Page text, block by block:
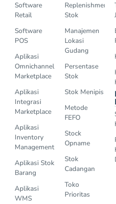
Software
Retail
Software
POS
Aplikasi
Omnichannel
Marketplace
Aplikasi
Integrasi
Marketplace
Aplikasi
Inventory
Management
Aplikasi Stok
Barang
Aplikasi
WMS
Replenishment
Stok
Manajemen
Lokasi
Gudang
Persentase
Stok
Stok Menipis
Metode
FEFO
Stock
Opname
Stok
Cadangan
Toko
Prioritas